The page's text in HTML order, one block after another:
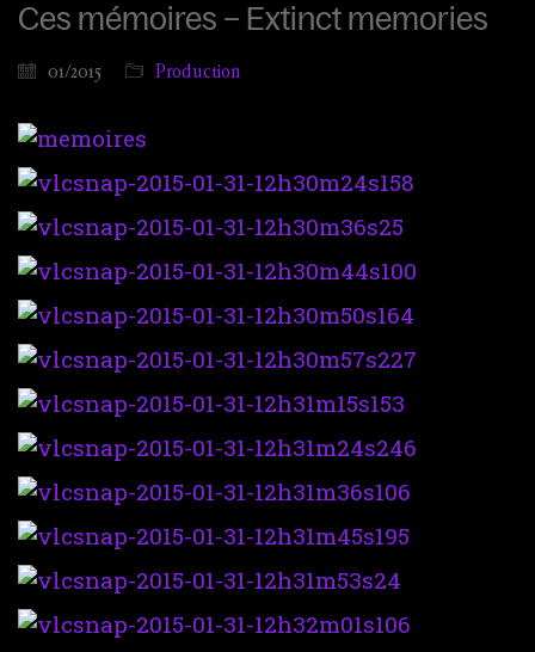
Ces mémoires – Extinct memories
01/2015 Production